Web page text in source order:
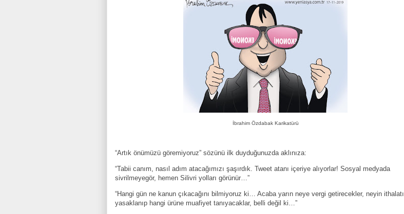
İbrahim Özdabak Karikatürü
“Artık önümüzü göremiyoruz” sözünü ilk duyduğunuzda aklınıza:
“Tabii canım, nasıl adım atacağımızı şaşırdık. Tweet atanı içeriye alıyorlar! Sosyal medyada
sivrilmeyegör, hemen Silivri yolları görünür…”
“Hangi gün ne kanun çıkacağını bilmiyoruz ki… Acaba yarın neye vergi getirecekler, neyin ithalatı
yasaklanıp hangi ürüne muafiyet tanıyacaklar, belli değil ki…”